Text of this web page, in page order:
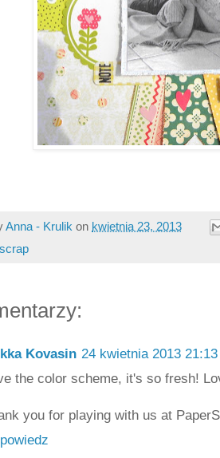
Anna - Krulik on kwietnia 23, 2013
scrap
Kovasin 24 kwietnia 2013 21:13
the color scheme, it's so fresh!
you for playing with us at